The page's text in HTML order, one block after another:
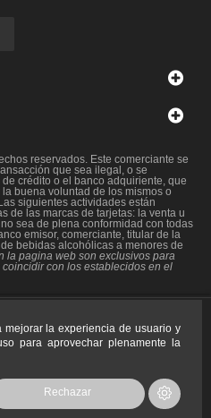
mejorar la experiencia de usuario y
para aprovechar plenamente la
Rechazar
reservados. Este comerciante se
que sea ilegal, o se
crédito o el banco adquiriente, que
buena voluntad de los mismos o
siguientes actividades están
de las marcas de tarjetas: la venta u
sea de plena conformidad con todas
emisor, comerciante, titular de la
bebidas alcohólicas a menores de
la pagina web son exclusivos para
con los establecidos en el